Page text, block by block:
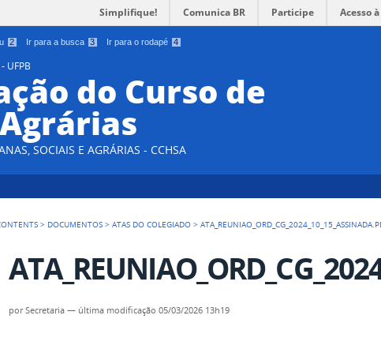
2 Ir para a busca 3 Ir para o rodapé 4
Simplifique! Comunica BR Participe Acesso
UFPB
do Curso de
SOCIAIS E AGRÁRIAS - CCHSA
> DOCUMENTOS >ATAS DO COLEGIADO >
porSecretaria — última modificação 05/03/2026 13h19